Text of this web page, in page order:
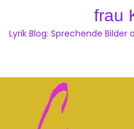
content
frau
Lyrik Blog: Sprechende